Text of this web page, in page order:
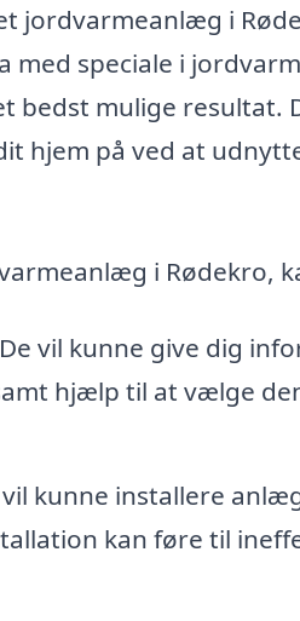
jordvarmeanlæg i
med speciale i
bedst mulige resultat.
hjem på ved at
i Rødekro,
De vil kunne give dig
hjælp til at vælge
kunne installere
kan føre til